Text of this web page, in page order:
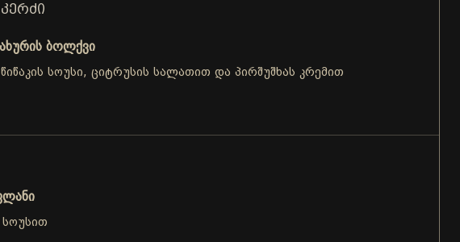
ბოლქვი
სოუსი, ციტრუსის სალათით და პირშუშხას კრემით